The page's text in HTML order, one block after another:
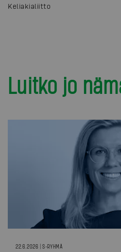
Keliakialiitto
Luitko jo
22.6.2026 | S-RYHMÄ